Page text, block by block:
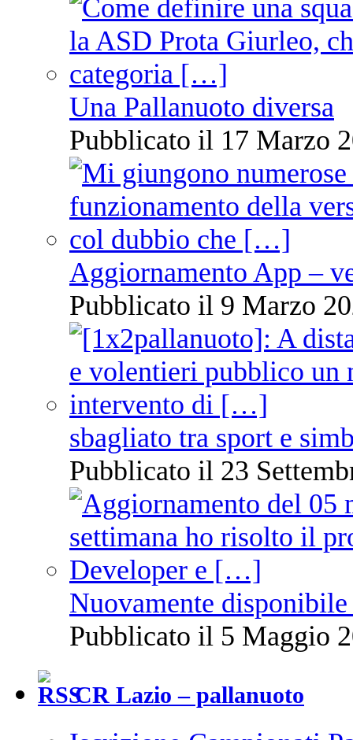
Una Pallanuoto diversa
Pubblicato il 17 Marzo
Aggiornamento App –
Pubblicato il 9 Marzo
sbagliato tra sport e
Pubblicato il 23
Nuovamente
Pubblicato il 5 Maggio
CR Lazio – pallanuoto